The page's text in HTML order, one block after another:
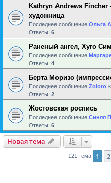
Kathryn Andrews Fincher
художница
Последнее сообщение Ольга А
Ответы: 6
Раненый ангел, Хуго
Последнее сообщение
Ответы: 4
Берта Моризо
Последнее сообщение Zoloto «
Ответы: 2
Жостовская роспись
Последнее сообщение Синяя
Ответы: 6
Новая тема
121 тема 1 2